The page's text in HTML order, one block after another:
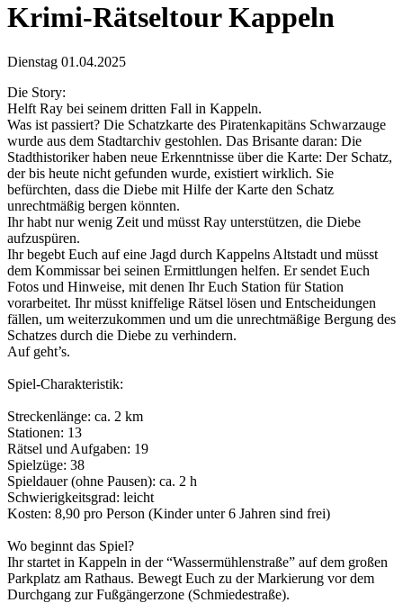
Krimi-Rätseltour Kappeln
Dienstag 01.04.2025
Die Story:
Helft Ray bei seinem dritten Fall in Kappeln.
Was ist passiert? Die Schatzkarte des Piratenkapitäns Schwarzauge
wurde aus dem Stadtarchiv gestohlen. Das Brisante daran: Die
Stadthistoriker haben neue Erkenntnisse über die Karte: Der Schatz,
der bis heute nicht gefunden wurde, existiert wirklich. Sie
befürchten, dass die Diebe mit Hilfe der Karte den Schatz
unrechtmäßig bergen könnten.
Ihr habt nur wenig Zeit und müsst Ray unterstützen, die Diebe
aufzuspüren.
Ihr begebt Euch auf eine Jagd durch Kappelns Altstadt und müsst
dem Kommissar bei seinen Ermittlungen helfen. Er sendet Euch
Fotos und Hinweise, mit denen Ihr Euch Station für Station
vorarbeitet. Ihr müsst kniffelige Rätsel lösen und Entscheidungen
fällen, um weiterzukommen und um die unrechtmäßige Bergung des
Schatzes durch die Diebe zu verhindern.
Auf geht’s.
Spiel-Charakteristik:
Streckenlänge: ca. 2 km
Stationen: 13
Rätsel und Aufgaben: 19
Spielzüge: 38
Spieldauer (ohne Pausen): ca. 2 h
Schwierigkeitsgrad: leicht
Kosten: 8,90 pro Person (Kinder unter 6 Jahren sind frei)
Wo beginnt das Spiel?
Ihr startet in Kappeln in der “Wassermühlenstraße” auf dem großen
Parkplatz am Rathaus. Bewegt Euch zu der Markierung vor dem
Durchgang zur Fußgängerzone (Schmiedestraße).